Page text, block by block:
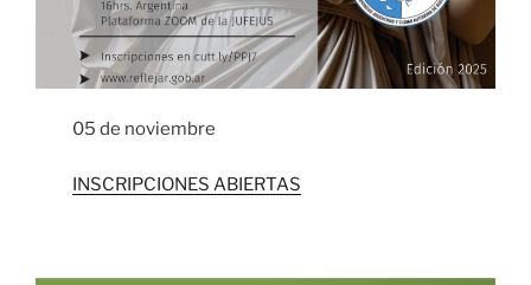
05 de noviembre
INSCRIPCIONES ABIERTAS